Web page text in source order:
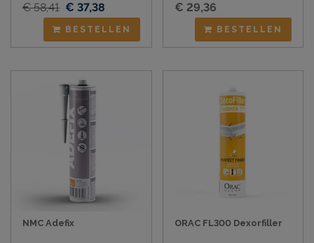
€ 58,41 € 37,38
BESTELLEN
€ 29,36
BESTELLEN
NMC Adefix ORAC FL300 Dexorfiller